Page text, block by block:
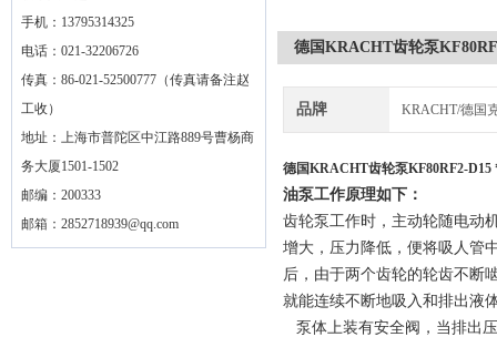
手机：13795314325
电话：021-32206726
传真：86-021-52500777（传真请备注赵
工收）
地址：上海市普陀区中江路889号曹杨商
务大厦1501-1502
邮编：200333
邮箱： 2852718939@qq.com
德国KRACHT齿轮泵
品牌 KRACHT/德国
德国KRACHT齿轮泵KF80RF2-D15
油泵工作原理如下：
齿轮泵工作时，主动轮随电动
增大，压力降低，便将吸人管
后，由于两个齿轮的轮齿不断
就能连续不断地吸入和排出液
泵体上装有安全阀，当排出